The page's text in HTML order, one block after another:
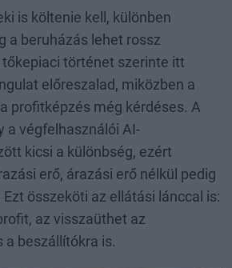
is költenie kell, különben
a beruházás lehet rossz
történet szerinte itt
előreszalad, miközben a
profitképzés még kérdéses. A
a végfelhasználói AI-
kicsi a különbség, ezért
erő, árazási erő nélkül pedig
összeköti az ellátási lánccal is:
az visszaüthet az
a beszállítókra is.